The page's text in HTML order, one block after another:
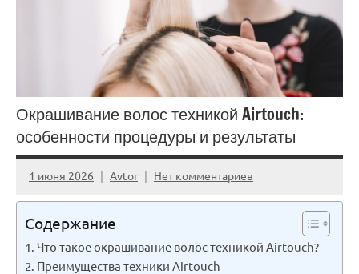
Окрашивание волос техникой Airtouch:
особенности процедуры и результаты
1 июня 2026 Avtor Нет комментариев
Содержание
Что такое окрашивание волос техникой Airtouch?
Преимущества техники Airtouch